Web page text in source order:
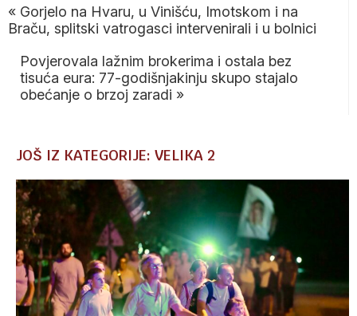
« Gorjelo na Hvaru, u Vinišću, Imotskom i na
Braču, splitski vatrogasci intervenirali i u bolnici
Povjerovala lažnim brokerima i ostala bez
tisuća eura: 77-godišnjakinju skupo stajalo
obećanje o brzoj zaradi »
JOŠ IZ KATEGORIJE: VELIKA 2